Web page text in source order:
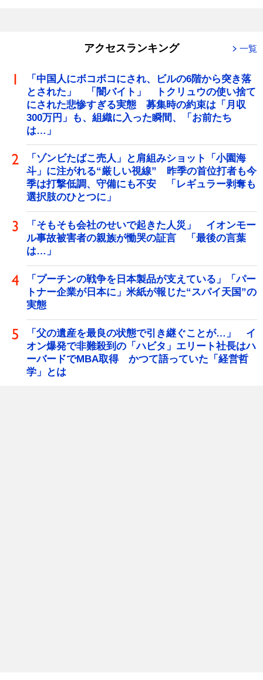
アクセスランキング 一覧
「中国人にボコボコにされ、ビルの6階から突き落
とされた」 「闇バイト」 トクリュウの使い捨て
にされた悲惨すぎる実態 募集時の約束は「月収
300万円」も、組織に入った瞬間、「お前たち
は…」
「ゾンビたばこ売人」と肩組みショット「小園海
斗」に注がれる“厳しい視線” 昨季の首位打者も今
季は打撃低調、守備にも不安 「レギュラー剥奪も
選択肢のひとつに」
「そもそも会社のせいで起きた人災」 イオンモー
ル事故被害者の親族が慟哭の証言 「最後の言葉
は…」
「プーチンの戦争を日本製品が支えている」「パー
トナー企業が日本に」米紙が報じた“スパイ天国”の
実態
「父の遺産を最良の状態で引き継ぐことが…」 イ
オン爆発で非難殺到の「ハビタ」エリート社長はハ
ーバードでMBA取得 かつて語っていた「経営哲
学」とは